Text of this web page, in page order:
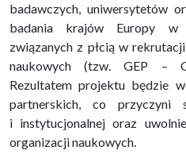
badawczych, uniwersytetów
badania krajów Europy w
związanych z płcią w
naukowych (tzw. GEP –
Rezultatem projektu będzie
partnerskich, co
i instytucjonalnej oraz
organizacji naukowych.